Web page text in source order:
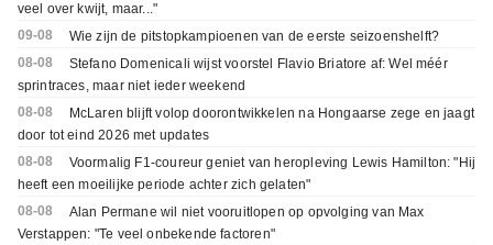
veel over kwijt, maar..."
09-08
Wie zijn de pitstopkampioenen van de eerste seizoenshelft?
08-08
Stefano Domenicali wijst voorstel Flavio Briatore af: Wel méér
sprintraces, maar niet ieder weekend
08-08
McLaren blijft volop doorontwikkelen na Hongaarse zege en jaagt
door tot eind 2026 met updates
08-08
Voormalig F1-coureur geniet van heropleving Lewis Hamilton: "Hij
heeft een moeilijke periode achter zich gelaten"
08-08
Alan Permane wil niet vooruitlopen op opvolging van Max
Verstappen: "Te veel onbekende factoren"